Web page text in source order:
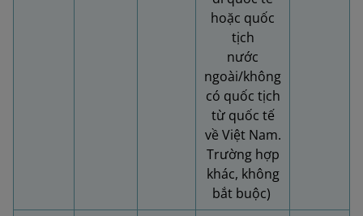
hoặc quốc
tịch
nước
ngoài/không
có quốc tịch
từ quốc tế
về Việt Nam.
Trường hợp
khác, không
bắt buộc)